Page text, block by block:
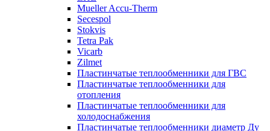
Mueller Accu-Therm
Secespol
Stokvis
Tetra Pak
Vicarb
Zilmet
Пластинчатые теплообменники для ГВС
Пластинчатые теплообменники для
отопления
Пластинчатые теплообменники для
холодоснабжения
Пластинчатые теплообменники диаметр Ду